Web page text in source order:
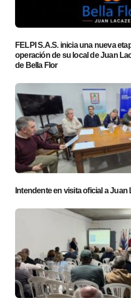
FELPI S.A.S. inicia una nueva
operación de su local de Juan
de Bella Flor
Intendente en visita oficial a Juan